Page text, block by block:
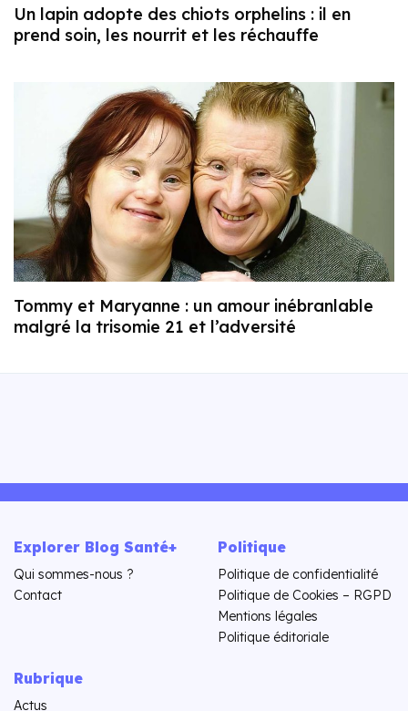
Un lapin adopte des chiots orphelins : il en
prend soin, les nourrit et les réchauffe
Tommy et Maryanne : un amour inébranlable
malgré la trisomie 21 et l’adversité
Explorer Blog Santé+
Qui sommes-nous ?
Contact
Politique
Politique de confidentialité
Politique de Cookies – RGPD
Mentions légales
Politique éditoriale
Rubrique
Actus